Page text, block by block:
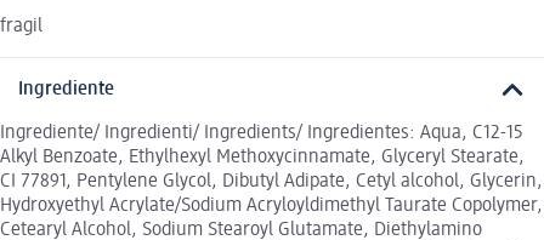
fragil
Ingrediente
Ingrediente/ Ingredienti/ Ingredients/ Ingredientes: Aqua, C12-15
Alkyl Benzoate, Ethylhexyl Methoxycinnamate, Glyceryl Stearate,
CI 77891, Pentylene Glycol, Dibutyl Adipate, Cetyl alcohol, Glycerin,
Hydroxyethyl Acrylate/Sodium Acryloyldimethyl Taurate Copolymer,
Cetearyl Alcohol, Sodium Stearoyl Glutamate, Diethylamino